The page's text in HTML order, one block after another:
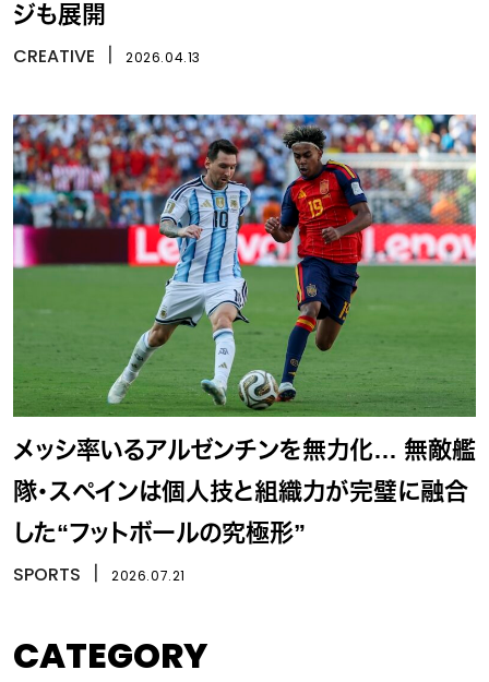
ジも展開
CREATIVE 2026.04.13
メッシ率いるアルゼンチンを無力化… 無敵艦
隊・スペインは個人技と組織力が完璧に融合
した“フットボールの究極形”
SPORTS 2026.07.21
CATEGORY